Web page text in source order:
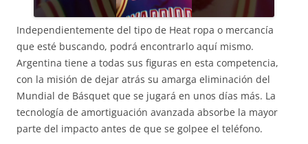
Independientemente del tipo de Heat ropa o mercancía
que esté buscando, podrá encontrarlo aquí mismo.
Argentina tiene a todas sus figuras en esta competencia,
con la misión de dejar atrás su amarga eliminación del
Mundial de Básquet que se jugará en unos días más. La
tecnología de amortiguación avanzada absorbe la mayor
parte del impacto antes de que se golpee el teléfono.